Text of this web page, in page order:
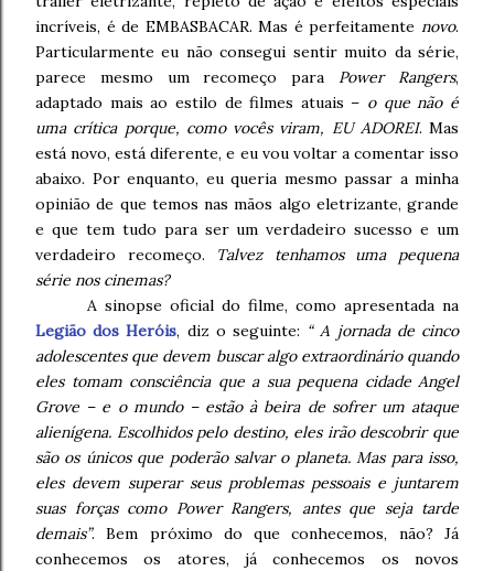
incríveis, é de EMBASBACAR. Mas é perfeitamente novo.
Particularmente eu não consegui sentir muito da série,
parece mesmo um recomeço para Power Rangers,
adaptado mais ao estilo de filmes atuais – o que não é
uma crítica porque, como vocês viram, EU ADOREI. Mas
está novo, está diferente, e eu vou voltar a comentar isso
abaixo. Por enquanto, eu queria mesmo passar a minha
opinião de que temos nas mãos algo eletrizante, grande
e que tem tudo para ser um verdadeiro sucesso e um
verdadeiro recomeço. Talvez tenhamos uma pequena
série nos cinemas?
A sinopse oficial do filme, como apresentada na
Legião dos Heróis, diz o seguinte: “ A jornada de cinco
adolescentes que devem buscar algo extraordinário quando
eles tomam consciência que a sua pequena cidade Angel
Grove – e o mundo – estão à beira de sofrer um ataque
alienígena. Escolhidos pelo destino, eles irão descobrir que
são os únicos que poderão salvar o planeta. Mas para isso,
eles devem superar seus problemas pessoais e juntarem
suas forças como Power Rangers, antes que seja tarde
demais”. Bem próximo do que conhecemos, não? Já
conhecemos os atores, já conhecemos os novos